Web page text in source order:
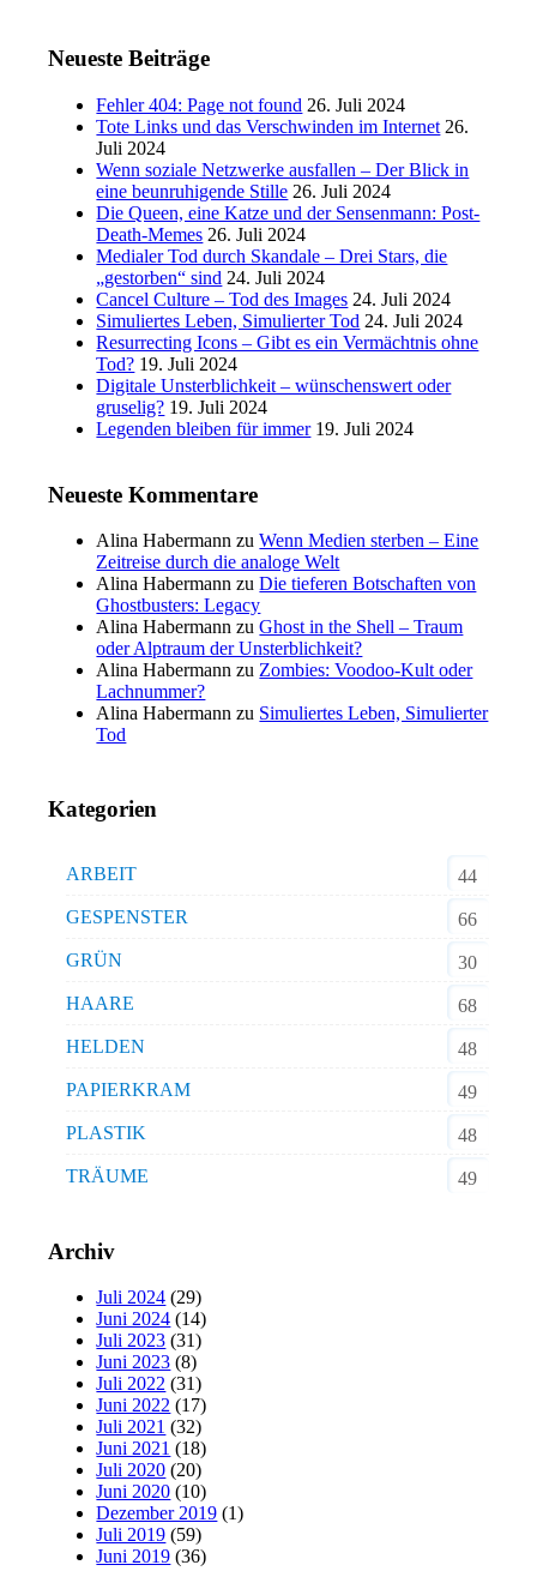
Neueste Beiträge
Fehler 404: Page not found 26. Juli 2024
Tote Links und das Verschwinden im Internet 26.
Juli 2024
Wenn soziale Netzwerke ausfallen – Der Blick in
eine beunruhigende Stille 26. Juli 2024
Die Queen, eine Katze und der Sensenmann: Post-
Death-Memes 26. Juli 2024
Medialer Tod durch Skandale – Drei Stars, die
„gestorben“ sind 24. Juli 2024
Cancel Culture – Tod des Images 24. Juli 2024
Simuliertes Leben, Simulierter Tod 24. Juli 2024
Resurrecting Icons – Gibt es ein Vermächtnis ohne
Tod? 19. Juli 2024
Digitale Unsterblichkeit – wünschenswert oder
gruselig? 19. Juli 2024
Legenden bleiben für immer 19. Juli 2024
Neueste Kommentare
Alina Habermann zuWenn Medien sterben – Eine
Zeitreise durch die analoge Welt
Alina Habermann zuDie tieferen Botschaften von
Ghostbusters: Legacy
Alina Habermann zuGhost in the Shell – Traum
oder Alptraum der Unsterblichkeit?
Alina Habermann zuZombies: Voodoo-Kult oder
Lachnummer?
Alina Habermann zu Simuliertes Leben, Simulierter
Tod
Kategorien
ARBEIT
44
GESPENSTER
66
GRÜN
30
HAARE
68
HELDEN
48
PAPIERKRAM
49
PLASTIK
48
TRÄUME
49
Archiv
Juli 2024 (29)
Juni 2024 (14)
Juli 2023 (31)
Juni 2023 (8)
Juli 2022 (31)
Juni 2022 (17)
Juli 2021 (32)
Juni 2021 (18)
Juli 2020 (20)
Juni 2020 (10)
Dezember 2019 (1)
Juli 2019 (59)
Juni 2019 (36)